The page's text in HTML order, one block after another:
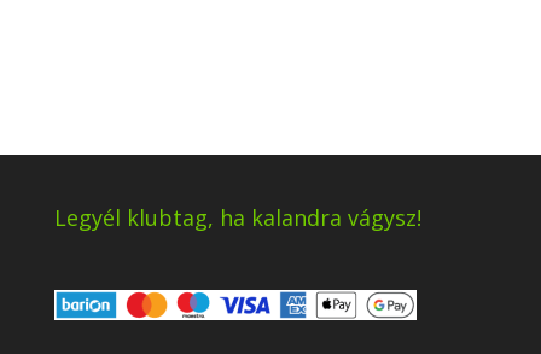
Legyél klubtag, ha kalandra vágysz!